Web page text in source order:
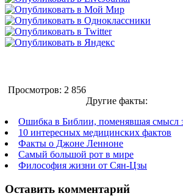
Просмотров: 2 856
Другие факты:
Ошибка в Библии, поменявшая смысл
10 интересных медицинских фактов
Факты о Джоне Ленноне
Самый большой рот в мире
Философия жизни от Сян-Цзы
Оставить комментарий